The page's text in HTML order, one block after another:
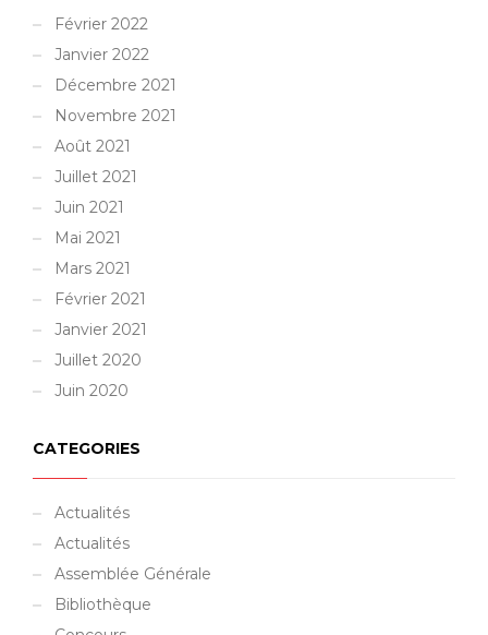
Février 2022
Janvier 2022
Décembre 2021
Novembre 2021
Août 2021
Juillet 2021
Juin 2021
Mai 2021
Mars 2021
Février 2021
Janvier 2021
Juillet 2020
Juin 2020
CATEGORIES
Actualités
Actualités
Assemblée Générale
Bibliothèque